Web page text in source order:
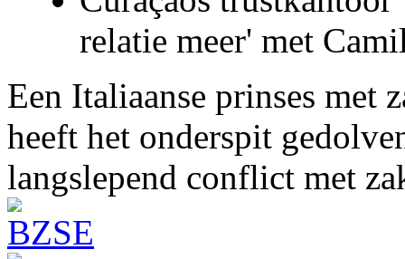
relatie meer' met
Een Italiaanse prinses met
heeft het onderspit
langslepend conflict met